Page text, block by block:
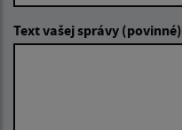
Text vašej správy (povinné)